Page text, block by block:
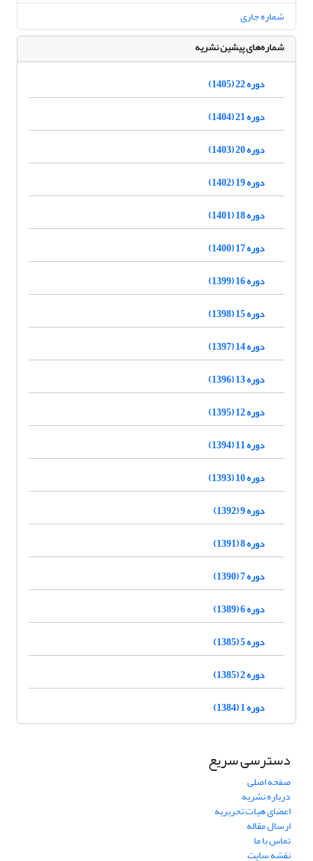
شماره جاری
شماره‌های پیشین نشریه
دوره 22 (1405)
دوره 21 (1404)
دوره 20 (1403)
دوره 19 (1402)
دوره 18 (1401)
دوره 17 (1400)
دوره 16 (1399)
دوره 15 (1398)
دوره 14 (1397)
دوره 13 (1396)
دوره 12 (1395)
دوره 11 (1394)
دوره 10 (1393)
دوره 9 (1392)
دوره 8 (1391)
دوره 7 (1390)
دوره 6 (1389)
دوره 5 (1385)
دوره 2 (1385)
دوره 1 (1384)
دسترسی سریع
صفحه اصلی
درباره نشریه
اعضای هیات تحریریه
ارسال مقاله
تماس با ما
نقشه سایت